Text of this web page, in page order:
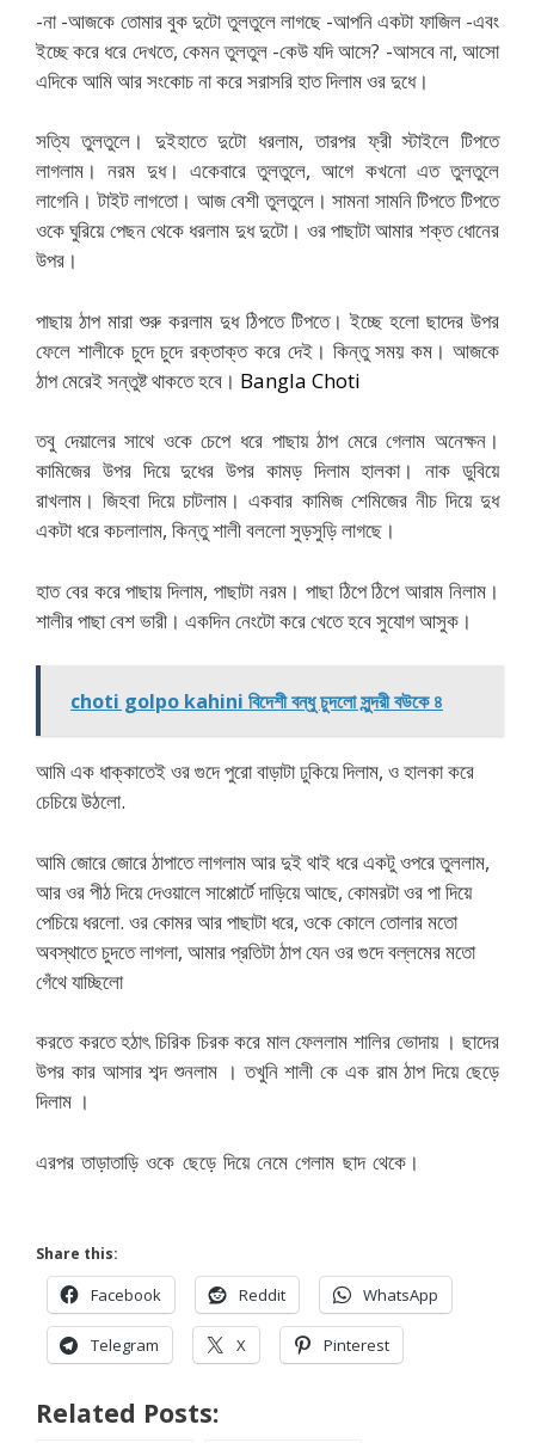
-না -আজকে তোমার বুক দুটো তুলতুলে লাগছে -আপনি একটা ফাজিল -এবং
ইচ্ছে করে ধরে দেখতে, কেমন তুলতুল -কেউ যদি আসে? -আসবে না, আসো
এদিকে আমি আর সংকোচ না করে সরাসরি হাত দিলাম ওর দুধে।
সত্যি তুলতুলে। দুইহাতে দুটো ধরলাম, তারপর ফ্রী স্টাইলে টিপতে
লাগলাম। নরম দুধ। একেবারে তুলতুলে, আগে কখনো এত তুলতুলে
লাগেনি। টাইট লাগতো। আজ বেশী তুলতুলে। সামনা সামনি টিপতে টিপতে
ওকে ঘুরিয়ে পেছন থেকে ধরলাম দুধ দুটো। ওর পাছাটা আমার শক্ত ধোনের
উপর।
পাছায় ঠাপ মারা শুরু করলাম দুধ ঠিপতে টিপতে। ইচ্ছে হলো ছাদের উপর
ফেলে শালীকে চুদে চুদে রক্তাক্ত করে দেই। কিন্তু সময় কম। আজকে
ঠাপ মেরেই সন্তুষ্ট থাকতে হবে। Bangla Choti
তবু দেয়ালের সাথে ওকে চেপে ধরে পাছায় ঠাপ মেরে গেলাম অনেক্ষন।
কামিজের উপর দিয়ে দুধের উপর কামড় দিলাম হালকা। নাক ডুবিয়ে
রাখলাম। জিহবা দিয়ে চাটলাম। একবার কামিজ শেমিজের নীচ দিয়ে দুধ
একটা ধরে কচলালাম, কিন্তু শালী বললো সুড়সুড়ি লাগছে।
হাত বের করে পাছায় দিলাম, পাছাটা নরম। পাছা ঠিপে ঠিপে আরাম নিলাম।
শালীর পাছা বেশ ভারী। একদিন নেংটো করে খেতে হবে সুযোগ আসুক।
choti golpo kahini বিদেশী বন্ধু চুদলো সুন্দরী বউকে ৪
আমি এক ধাক্কাতেই ওর গুদে পুরো বাড়াটা ঢুকিয়ে দিলাম, ও হালকা করে
চেচিয়ে উঠলো.
আমি জোরে জোরে ঠাপাতে লাগলাম আর দুই থাই ধরে একটু ওপরে তুললাম,
আর ওর পীঠ দিয়ে দেওয়ালে সাপ্পোর্টে দাড়িয়ে আছে, কোমরটা ওর পা দিয়ে
পেচিয়ে ধরলো. ওর কোমর আর পাছাটা ধরে, ওকে কোলে তোলার মতো
অবস্থাতে চুদতে লাগলা, আমার প্রতিটা ঠাপ যেন ওর গুদে বল্লমের মতো
গেঁথে যাচ্ছিলো
করতে করতে হঠাৎ চিরিক চিরক করে মাল ফেললাম শালির ভোদায় । ছাদের
উপর কার আসার শব্দ শুনলাম । তখুনি শালী কে এক রাম ঠাপ দিয়ে ছেড়ে
দিলাম ।
এরপর তাড়াতাড়ি ওকে ছেড়ে দিয়ে নেমে গেলাম ছাদ থেকে।
Share this:
Facebook Reddit WhatsApp
Telegram X Pinterest
Related Posts: